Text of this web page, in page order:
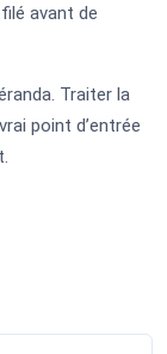
avant de
Traiter la
point d’entrée